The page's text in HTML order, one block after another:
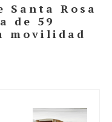
Santa Rosa
de 59
movilidad